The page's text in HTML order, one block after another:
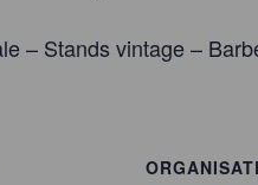
– Stands vintage –